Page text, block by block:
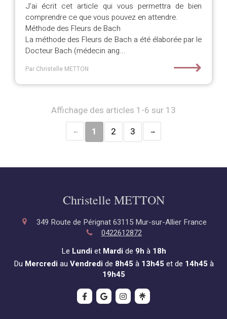
J’ai écrit cet article qui vous permettra de bien
comprendre ce que vous pouvez en attendre.
Méthode des Fleurs de Bach
La méthode des Fleurs de Bach a été élaborée par le
Docteur Bach (médecin ang...
Par Christelle METTON ⟶
Affichage des articles 1-6 sur 13
1
2 3
Christelle METTON
349 Route de Pérignat 63115 Mur-sur-Allier France
0422612872
Le Lundiet Mardide 9h à 18h
Du Mercrediau Vendredide 8h45 à 13h45 et de 14h45 à
19h45